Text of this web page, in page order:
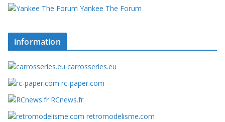
Yankee The Forum
information
carrosseries.eu
rc-paper.com
RCnews.fr
retromodelisme.com